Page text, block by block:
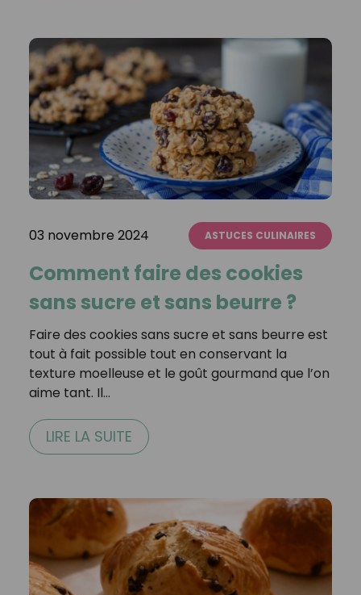
03 novembre 2024 ASTUCES CULINAIRES
Comment faire des cookies
sans sucre et sans beurre ?
Faire des cookies sans sucre et sans beurre est
tout à fait possible tout en conservant la
texture moelleuse et le goût gourmand que l’on
aime tant. Il…
LIRE LA SUITE